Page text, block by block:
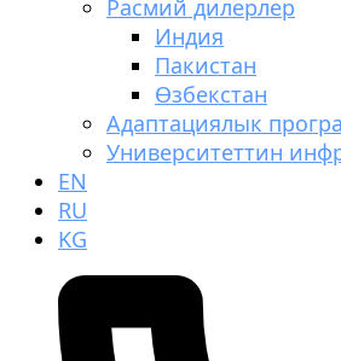
Расмий дилерлер
Индия
Пакистан
Өзбекстан
Адаптациялык
Университеттин
EN
RU
KG